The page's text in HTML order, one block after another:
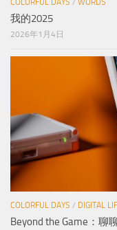
COLORFUL DAYS / WORDS
我的2025
2026年1月4日
COLORFUL DAYS / DIGITAL
Beyond the Game：聊